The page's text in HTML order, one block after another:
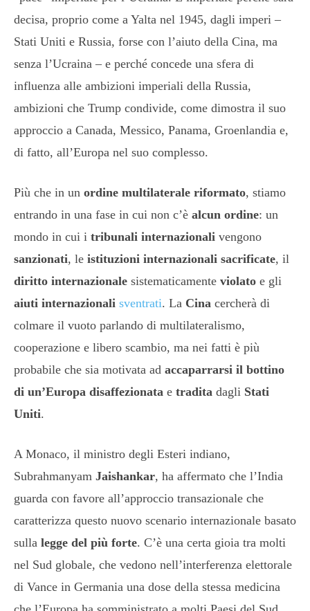
decisa, proprio come a Yalta nel 1945, dagli imperi –
Stati Uniti e Russia, forse con l’aiuto della Cina, ma
senza l’Ucraina – e perché concede una sfera di
influenza alle ambizioni imperiali della Russia,
ambizioni che Trump condivide, come dimostra il suo
approccio a Canada, Messico, Panama, Groenlandia e,
di fatto, all’Europa nel suo complesso.
Più che in un ordine multilaterale riformato, stiamo
entrando in una fase in cui non c’è alcun ordine: un
mondo in cui i tribunali internazionali vengono
sanzionati, le istituzioni internazionali sacrificate, il
diritto internazionale sistematicamente violato e gli
aiuti internazionali sventrati. La Cina cercherà di
colmare il vuoto parlando di multilateralismo,
cooperazione e libero scambio, ma nei fatti è più
probabile che sia motivata ad accaparrarsi il bottino
di un’Europa disaffezionata e tradita dagli Stati
Uniti.
A Monaco, il ministro degli Esteri indiano,
Subrahmanyam Jaishankar, ha affermato che l’India
guarda con favore all’approccio transazionale che
caratterizza questo nuovo scenario internazionale basato
sulla legge del più forte. C’è una certa gioia tra molti
nel Sud globale, che vedono nell’interferenza elettorale
di Vance in Germania una dose della stessa medicina